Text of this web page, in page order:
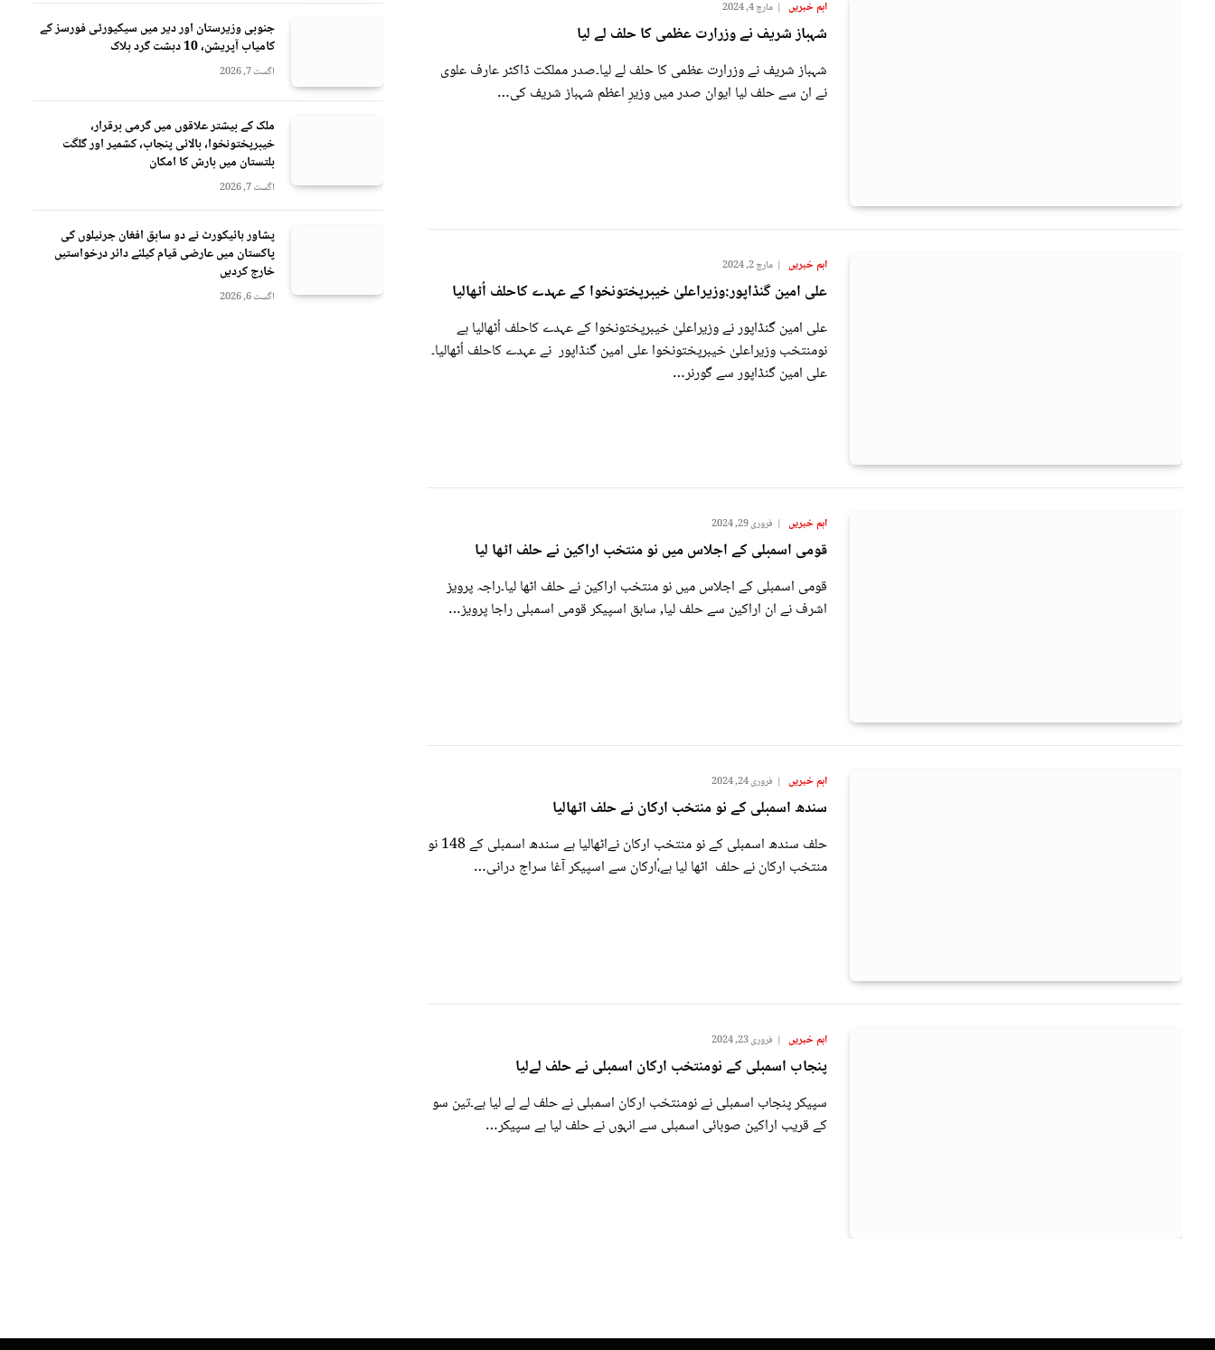
اہم خبریں مارچ 4, 2024
شہباز شریف نے وزرارت عظمی کا حلف لے لیا
شہباز شریف نے وزرارت عظمی کا حلف لے لیا۔صدر مملکت ڈاکٹر عارف علوی
نے ان سے حلف لیا ایوان صدر میں وزیرِ اعظم شہباز شریف کی…
اہم خبریں مارچ 2, 2024
علی امین گنڈاپور:وزیراعلیٰ خیبرپختونخوا کے عہدے کاحلف اُٹھالیا
علی امین گنڈاپور نے وزیراعلیٰ خیبرپختونخوا کے عہدے کاحلف اُٹھالیا ہے
نومنتخب وزیراعلیٰ خیبرپختونخوا علی امین گنڈاپور نے عہدے کاحلف اُٹھالیا۔
علی امین گنڈاپور سے گورنر…
اہم خبریں فروری 29, 2024
قومی اسمبلی کے اجلاس میں نو منتخب اراکین نے حلف اٹھا لیا
قومی اسمبلی کے اجلاس میں نو منتخب اراکین نے حلف اٹھا لیا۔راجہ پرویز
اشرف نے ان اراکین سے حلف لیا, سابق اسپیکر قومی اسمبلی راجا پرویز…
اہم خبریں فروری 24, 2024
سندھ اسمبلی کے نو منتخب ارکان نے حلف اٹھالیا
حلف سندھ اسمبلی کے نو منتخب ارکان نےاٹھالیا ہے سندھ اسمبلی کے 148 نو
منتخب ارکان نے حلف اٹھا لیا ہے،ْارکان سے اسپیکر آغا سراج درانی…
اہم خبریں فروری 23, 2024
پنجاب اسمبلی کے نومنتخب ارکان اسمبلی نے حلف لےلیا
سپیکر پنجاب اسمبلی نے نومنتخب ارکان اسمبلی نے حلف لے لے لیا ہے۔تین سو
کے قریب اراکین صوبائی اسمبلی سے انہوں نے حلف لیا ہے سپیکر…
جنوبی وزیرستان اور دیر میں سیکیورٹی فورسز کے
کامیاب آپریشن، 10 دہشت گرد ہلاک
اگست 7, 2026
ملک کے بیشتر علاقوں میں گرمی برقرار،
خیبرپختونخوا، بالائی پنجاب، کشمیر اور گلگت
بلتستان میں بارش کا امکان
اگست 7, 2026
پشاور ہائیکورٹ نے دو سابق افغان جرنیلوں کی
پاکستان میں عارضی قیام کیلئے دائر درخواستیں
خارج کردیں
اگست 6, 2026